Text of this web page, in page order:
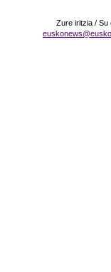
Zure iritzia / Su